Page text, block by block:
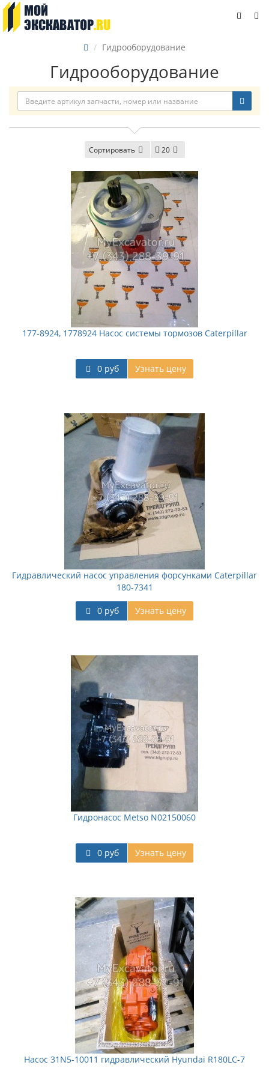
Гидрооборудование
Гидрооборудование
Сортировать 20
177-8924, 1778924 Насос системы тормозов Caterpillar
0 руб Узнать цену
Гидравлический насос управления форсунками Caterpillar
180-7341
0 руб Узнать цену
Гидронасос Metso N02150060
0 руб Узнать цену
Насос 31N5-10011 гидравлический Hyundai R180LC-7